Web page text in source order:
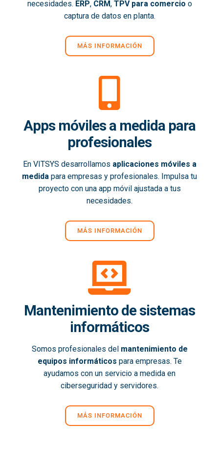
necesidades. ERP, CRM, TPV para comercio o
captura de datos en planta.
MÁS INFORMACIÓN
Apps móviles a medida para
profesionales
En VITSYS desarrollamos aplicaciones móviles a
medida para empresas y profesionales. Impulsa tu
proyecto con una app móvil ajustada a tus
necesidades.
MÁS INFORMACIÓN
Mantenimiento de sistemas
informáticos
Somos profesionales del mantenimiento de
equipos informáticos para empresas. Te
ayudamos con un servicio a medida en
ciberseguridad y servidores.
MÁS INFORMACIÓN